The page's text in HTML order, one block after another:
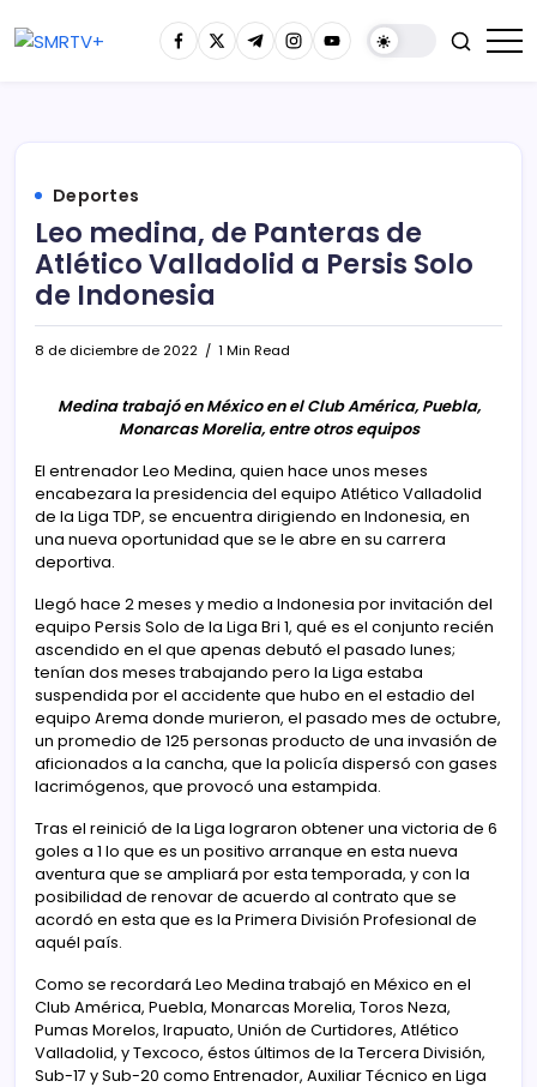
Deportes
Leo medina, de Panteras de
Atlético Valladolid a Persis Solo
de Indonesia
8 de diciembre de 2022 1 Min Read
Medina trabajó en México en el Club América, Puebla,
Monarcas Morelia, entre otros equipos
El entrenador Leo Medina, quien hace unos meses
encabezara la presidencia del equipo Atlético Valladolid
de la Liga TDP, se encuentra dirigiendo en Indonesia, en
una nueva oportunidad que se le abre en su carrera
deportiva.
Llegó hace 2 meses y medio a Indonesia por invitación del
equipo Persis Solo de la Liga Bri 1, qué es el conjunto recién
ascendido en el que apenas debutó el pasado lunes;
tenían dos meses trabajando pero la Liga estaba
suspendida por el accidente que hubo en el estadio del
equipo Arema donde murieron, el pasado mes de octubre,
un promedio de 125 personas producto de una invasión de
aficionados a la cancha, que la policía dispersó con gases
lacrimógenos, que provocó una estampida.
Tras el reinició de la Liga lograron obtener una victoria de 6
goles a 1 lo que es un positivo arranque en esta nueva
aventura que se ampliará por esta temporada, y con la
posibilidad de renovar de acuerdo al contrato que se
acordó en esta que es la Primera División Profesional de
aquél país.
Como se recordará Leo Medina trabajó en México en el
Club América, Puebla, Monarcas Morelia, Toros Neza,
Pumas Morelos, Irapuato, Unión de Curtidores, Atlético
Valladolid, y Texcoco, éstos últimos de la Tercera División,
Sub-17 y Sub-20 como Entrenador, Auxiliar Técnico en Liga